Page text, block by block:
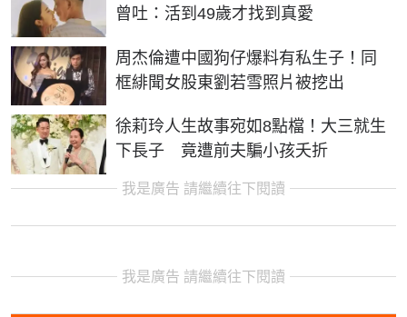
曾吐：活到49歲才找到真愛
周杰倫遭中國狗仔爆料有私生子！同
框緋聞女股東劉若雪照片被挖出
徐莉玲人生故事宛如8點檔！大三就生
下長子 竟遭前夫騙小孩夭折
我是廣告 請繼續往下閱讀
我是廣告 請繼續往下閱讀